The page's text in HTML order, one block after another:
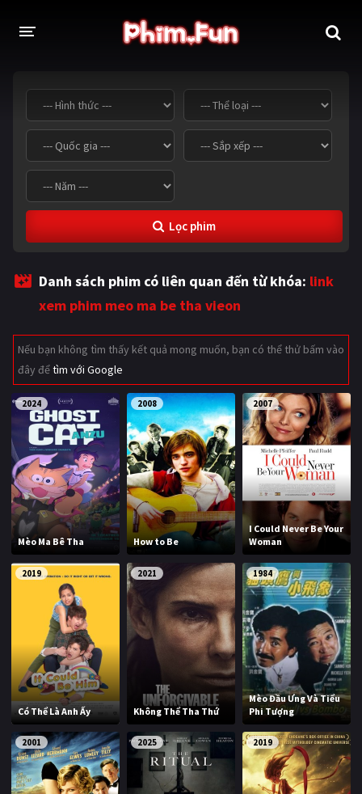
THỂ LOẠI
Thần thoại - Cổ trang Hành động
Tâm lý Chiến tranh
Võ thuật - Kiếm hiệp
Tội phạm - Hình sự
Viễn tưởng Khoa học - Tài liệu
Tình cảm - Lãng mạn Kỳ ảo
Giật gân Gia đình
Bí ẩn Lịch sử
Viễn Tây Tiểu sử
GameShow DramaTV
QUỐC GIA
Âu - Mỹ Trung Quốc - Hồng Kông
Hàn Quốc Nhật Bản
Ấn Độ Việt Nam
Tổng hợp
CẬP NHẬT
PHIM MỚI
PHIM BỘ
Lọc phim
Danh sách phim có liên quan đến từ khóa: link
xem phim meo ma be tha vieon
Nếu bạn không tìm thấy kết quả mong muốn, bạn có thể thử bấm vào
đây đểtìm với Google
2024
Mèo Ma Bê Tha
2008
How to Be
2007
I Could Never Be Your
Woman
2019
Có Thể Là Anh Ấy
2021
Không Thể Tha Thứ
1984
Mèo Đầu Ưng Và Tiểu
Phi Tượng
2001 2025 2019